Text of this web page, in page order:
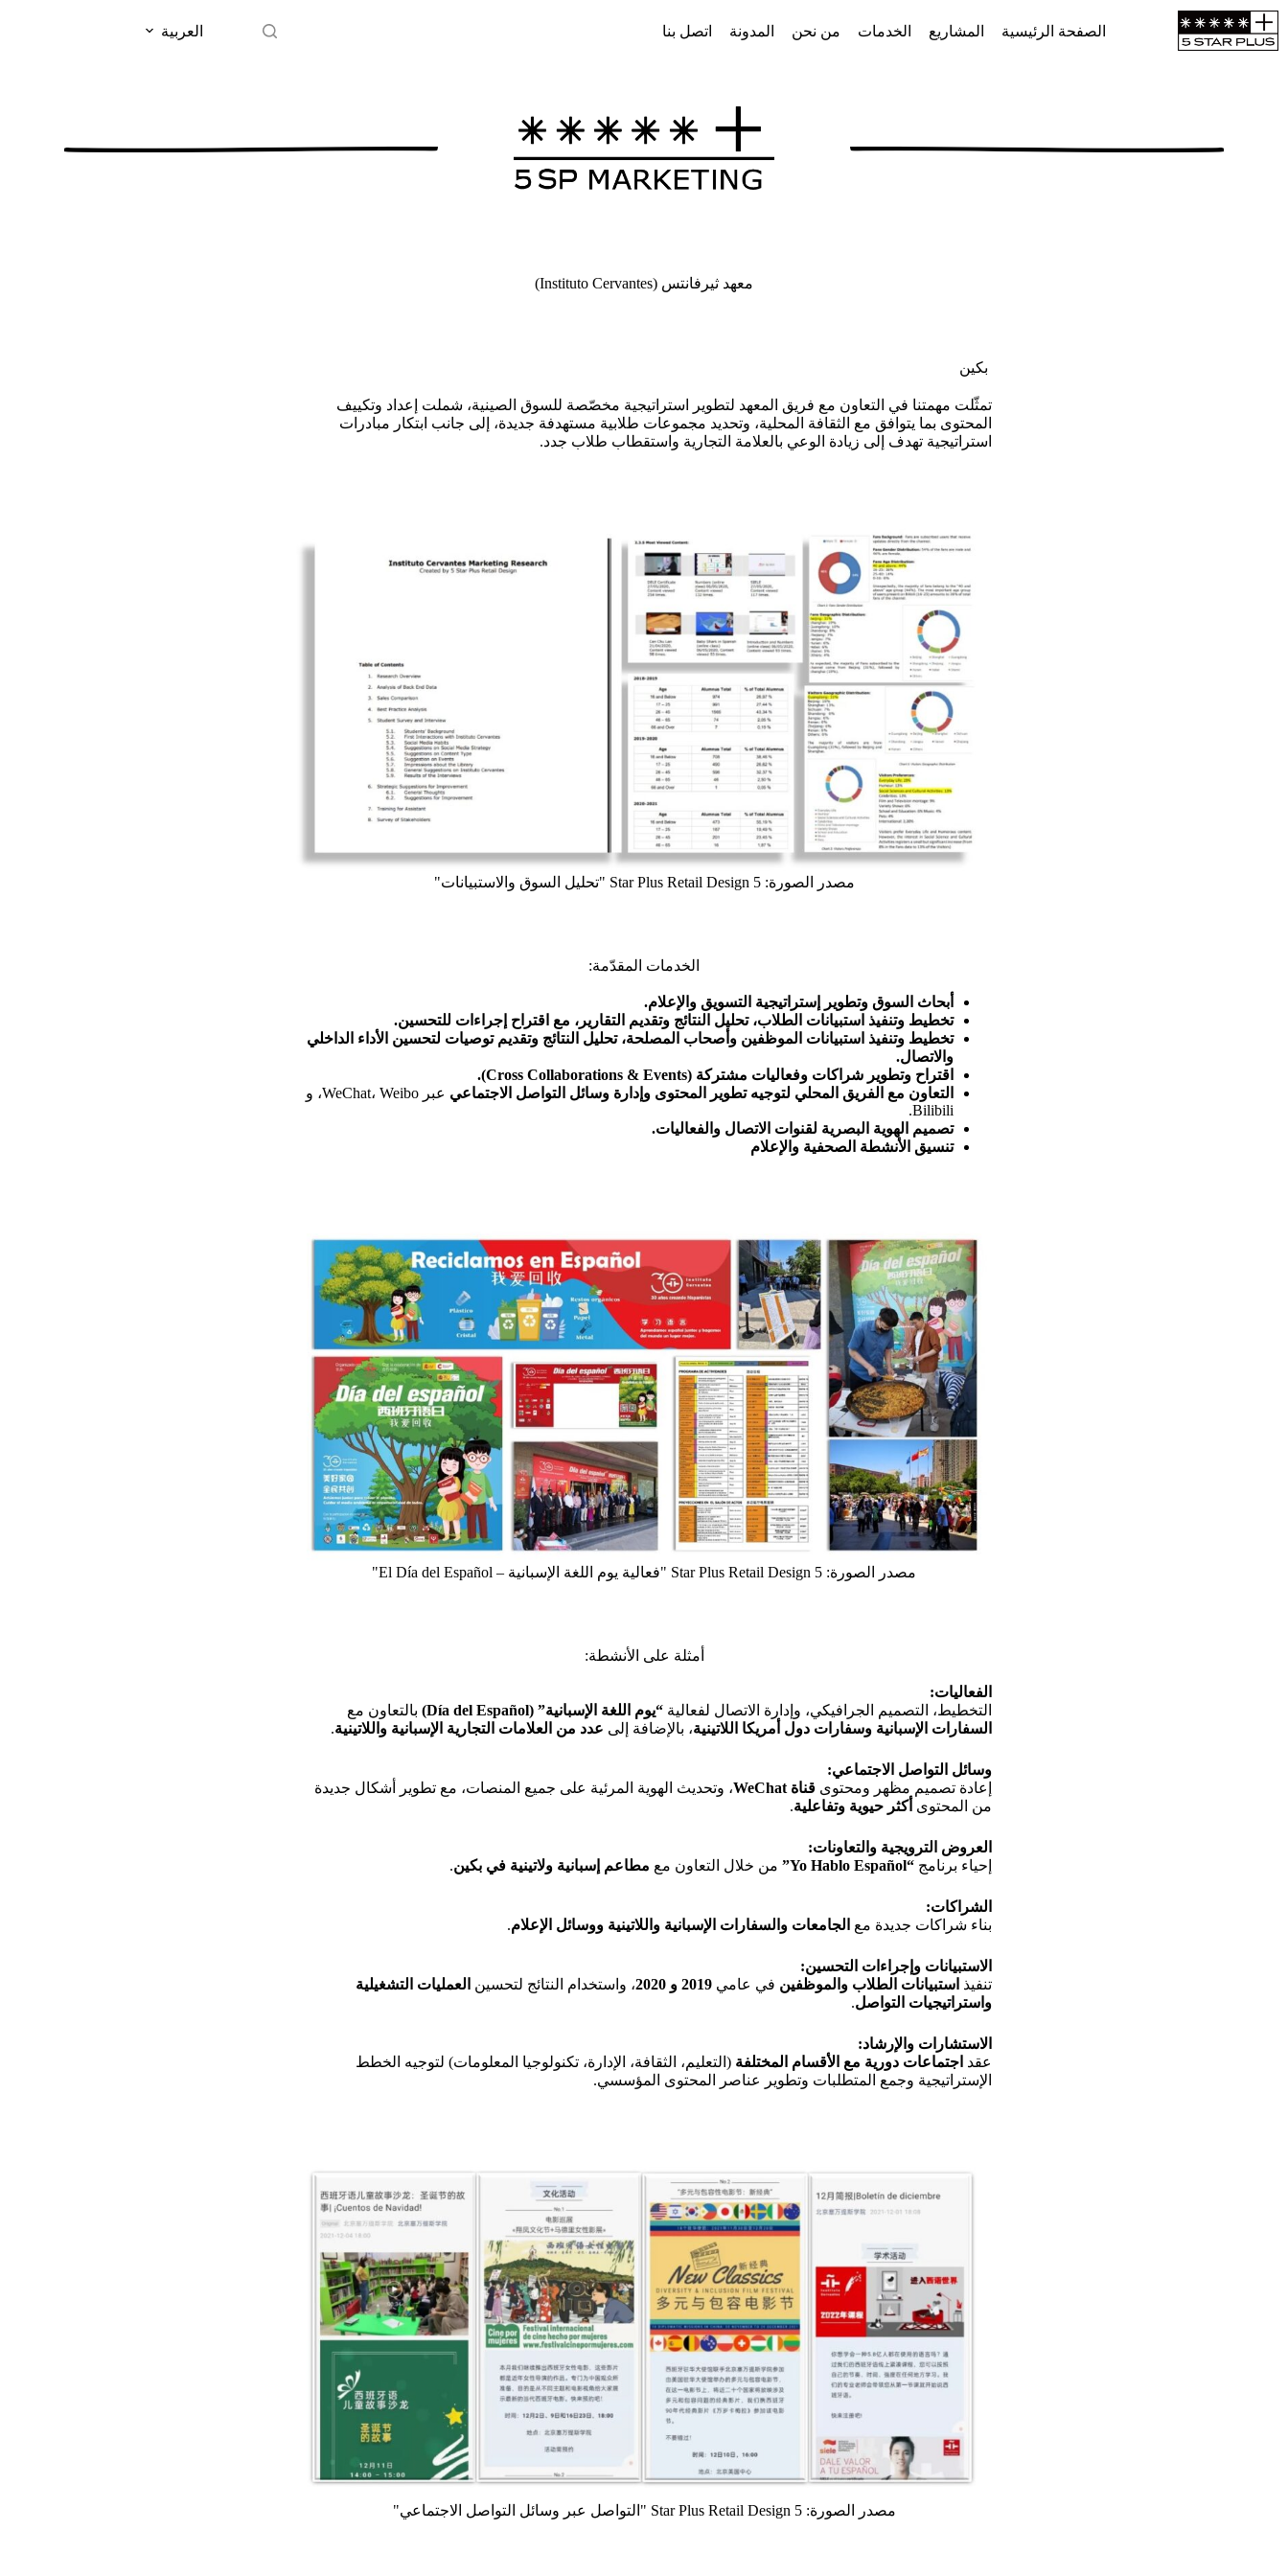
اتصل بنا المدونة من نحن الخدمات المشاريع الصفحة الرئيسية العربية
معهد ثيرفانتس (Instituto Cervantes)
بكين
تمثّلت مهمتنا في التعاون مع فريق المعهد لتطوير استراتيجية مخصّصة للسوق الصينية، شملت إعداد وتكييف
المحتوى بما يتوافق مع الثقافة المحلية، وتحديد مجموعات طلابية مستهدفة جديدة، إلى جانب ابتكار مبادرات
استراتيجية تهدف إلى زيادة الوعي بالعلامة التجارية واستقطاب طلاب جدد.
مصدر الصورة: 5 Star Plus Retail Design "تحليل السوق والاستبيانات"
الخدمات المقدّمة:
أبحاث السوق وتطوير إستراتيجية التسويق والإعلام.
تخطيط وتنفيذ استبيانات الطلاب، تحليل النتائج وتقديم التقارير، مع اقتراح إجراءات للتحسين.
تخطيط وتنفيذ استبيانات الموظفين وأصحاب المصلحة، تحليل النتائج وتقديم توصيات لتحسين الأداء الداخلي
والاتصال.
اقتراح وتطوير شراكات وفعاليات مشتركة (Cross Collaborations & Events).
التعاون مع الفريق المحلي لتوجيه تطوير المحتوى وإدارة وسائل التواصل الاجتماعي
عبر WeChat، Weibo، و
Bilibili.
تصميم الهوية البصرية لقنوات الاتصال والفعاليات.
تنسيق الأنشطة الصحفية والإعلام
مصدر الصورة: 5 Star Plus Retail Design "فعالية يوم اللغة الإسبانية – El Día del Español"
أمثلة على الأنشطة:
الفعاليات:
التخطيط، التصميم الجرافيكي، وإدارة الاتصال لفعالية“يوم اللغة الإسبانية” (Día del Español)
بالتعاون مع
السفارات الإسبانية وسفارات دول أمريكا اللاتينية، بالإضافة إلى عدد من العلامات التجارية الإسبانية واللاتينية.
وسائل التواصل الاجتماعي:
إعادة تصميم مظهر ومحتوىقناة WeChat
، وتحديث الهوية المرئية على جميع المنصات، مع تطوير أشكال جديدة
من المحتوى أكثر حيوية وتفاعلية.
العروض الترويجية والتعاونات:
إحياء برنامج“Yo Hablo Español” من خلال التعاون مع مطاعم إسبانية ولاتينية في بكين.
الشراكات:
بناء شراكات جديدة مع الجامعات والسفارات الإسبانية واللاتينية ووسائل الإعلام.
الاستبيانات وإجراءات التحسين:
تنفيذ استبيانات الطلاب والموظفين في عامي2019 و 2020 ، واستخدام النتائج لتحسين العمليات التشغيلية
واستراتيجيات التواصل.
الاستشارات والإرشاد:
عقد اجتماعات دورية مع الأقسام المختلفة (التعليم، الثقافة، الإدارة، تكنولوجيا المعلومات) لتوجيه الخطط
الإستراتيجية وجمع المتطلبات وتطوير عناصر المحتوى المؤسسي.
مصدر الصورة: 5 Star Plus Retail Design "التواصل عبر وسائل التواصل الاجتماعي"